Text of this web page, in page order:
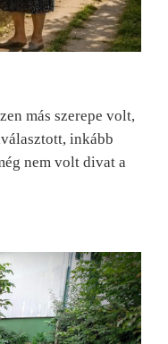
más szerepe volt,
inkább
nem volt divat a